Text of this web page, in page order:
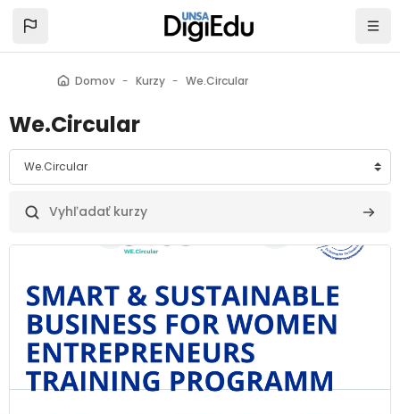
Domov Kurzy We.Circular
We.Circular
kurzov
Vyhľadať kurzy